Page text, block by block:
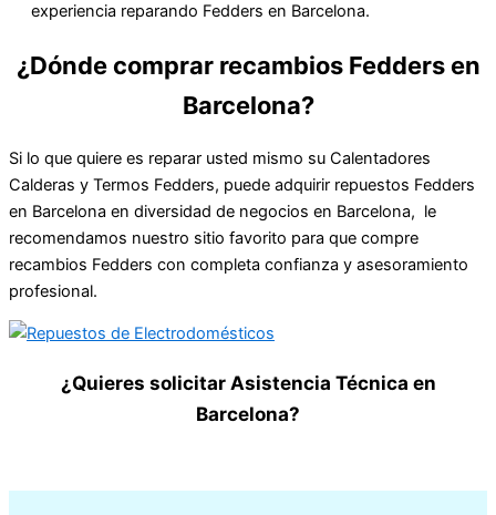
experiencia reparando Fedders en Barcelona.
¿Dónde comprar recambios Fedders en
Barcelona?
Si lo que quiere es reparar usted mismo su Calentadores
Calderas y Termos Fedders, puede adquirir repuestos Fedders
en Barcelona en diversidad de negocios en Barcelona, le
recomendamos nuestro sitio favorito para que compre
recambios Fedders con completa confianza y asesoramiento
profesional.
¿Quieres solicitar Asistencia Técnica en
Barcelona?